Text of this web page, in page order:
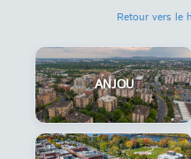
Retour vers le
ANJOU